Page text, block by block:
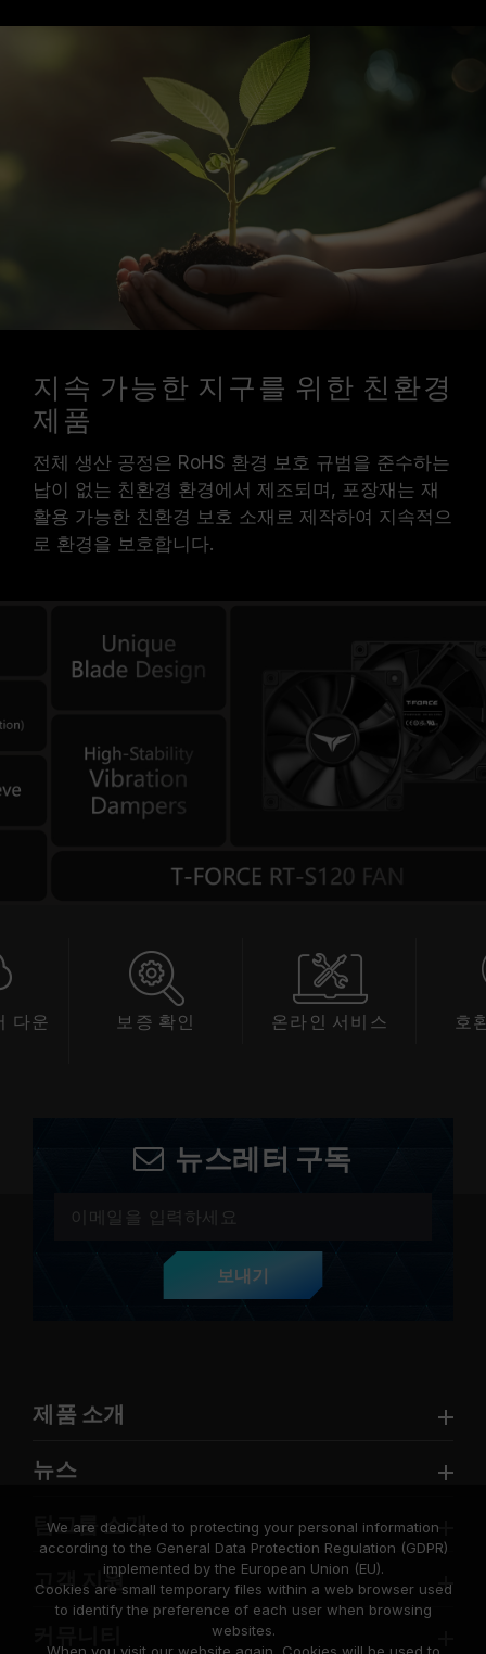
지속 가능한 지구를 위한 친환경
제품
전체 생산 공정은 RoHS 환경 보호 규범을 준수하는
납이 없는 친환경 환경에서 제조되며, 포장재는 재
활용 가능한 친환경 보호 소재로 제작하여 지속적으
로 환경을 보호합니다.
다운
보증 확인 온라인 서비스 호
뉴스레터 구독
보내기
제품 소개
뉴스
팀그룹 소개
고객 지원
We are dedicated to protecting your personal information
according to the General Data Protection Regulation (GDPR)
implemented by the European Union (EU).
Cookies are small temporary files within a web browser used
to identify the preference of each user when browsing
websites.